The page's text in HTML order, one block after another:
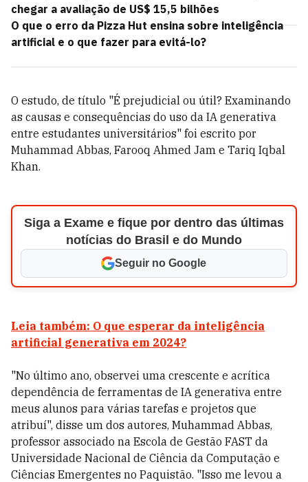
chegar a avaliação de US$ 15,5 bilhões
O que o erro da Pizza Hut ensina sobre inteligência
artificial e o que fazer para evitá-lo?
O estudo, de título "É prejudicial ou útil? Examinando
as causas e consequências do uso da IA generativa
entre estudantes universitários" foi escrito por
Muhammad Abbas, Farooq Ahmed Jam e Tariq Iqbal
Khan.
Siga a Exame e fique por dentro das últimas
notícias do Brasil e do Mundo
Seguir no Google
Leia também: O que esperar da inteligência
artificial generativa em 2024?
"No último ano, observei uma crescente e acrítica
dependência de ferramentas de IA generativa entre
meus alunos para várias tarefas e projetos que
atribuí", disse um dos autores, Muhammad Abbas,
professor associado na Escola de Gestão FAST da
Universidade Nacional de Ciência da Computação e
Ciências Emergentes no Paquistão. "Isso me levou a